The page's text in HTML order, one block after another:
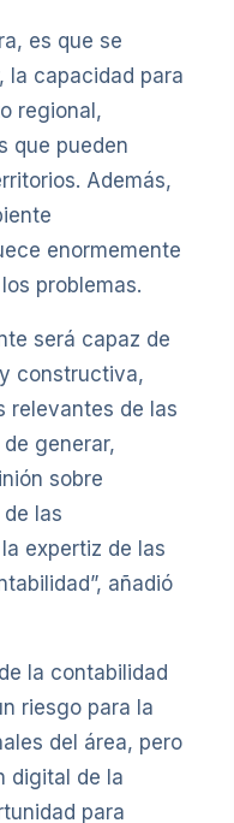
es que se
la capacidad para
regional,
que pueden
Además,
enormemente
problemas.
será capaz de
constructiva,
relevantes de las
generar,
sobre
las
expertiz de las
añadió
la contabilidad
riesgo para la
del área, pero
digital de la
para